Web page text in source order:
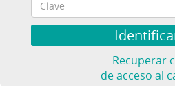
Recuperar
de acceso al